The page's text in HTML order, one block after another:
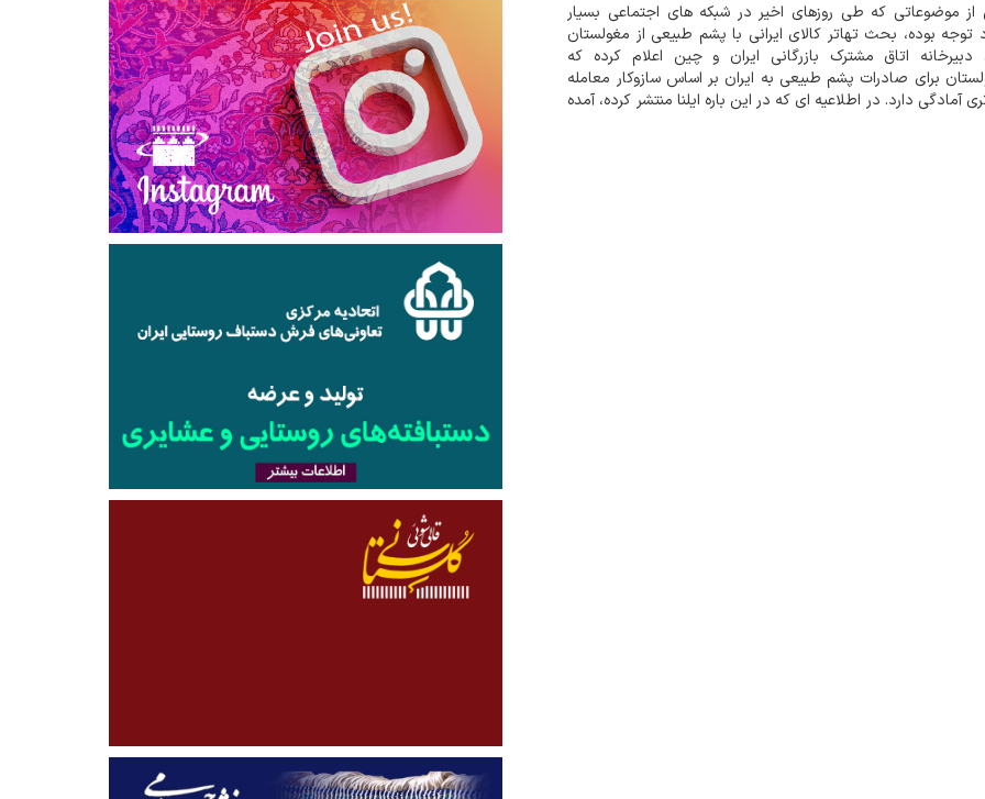
از موضوعاتی که طی روزهای اخیر در شبکه های اجتماعی بسیار
توجه بوده، بحث تهاتر کالای ایرانی با پشم طبیعی از مغولستان
دبیرخانه اتاق مشترک بازرگانی ایران و چین اعلام کرده که
برای صادرات پشم طبیعی به ایران بر اساس سازوکار معامله
آمادگی دارد. در اطلاعیه ای که در این باره ایلنا منتشر کرده، آمده